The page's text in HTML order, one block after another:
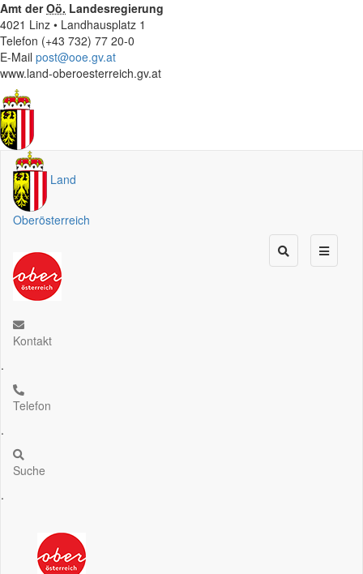
Amt derOö. Landesregierung
4021 Linz • Landhausplatz 1
Telefon (+43 732) 77 20-0
E-Mail post@ooe.gv.at
www.land-oberoesterreich.gv.at
Land
Oberösterreich
Kontakt
.
Telefon
.
Suche
.